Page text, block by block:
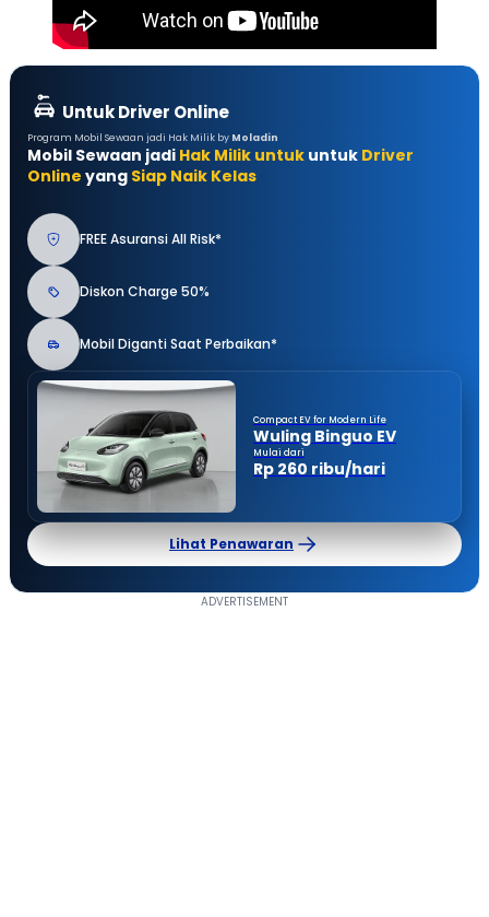
Untuk Driver Online
Program Mobil Sewaan jadi Hak Milik by Moladin
Mobil Sewaan jadi Hak Milik untuk untuk Driver
Online yang Siap Naik Kelas
FREE Asuransi All Risk*
Diskon Charge 50%
Mobil Diganti Saat Perbaikan*
Compact EV for Modern Life
Wuling Binguo EV
Mulai dari
Rp 260 ribu/hari
Lihat Penawaran